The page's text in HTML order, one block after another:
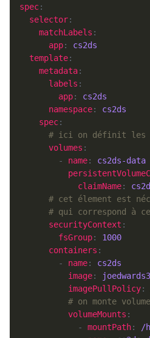
spec
selector
matchLabels
app: cs2ds
template
metadata
labels
app: cs2ds
namespace: cs2ds
spec
# ici on définit les
volumes
        -
name: cs2ds-data
claimName:
# cet élement est
# qui correspond à
securityContext
fsGroup: 1000
containers
        -
name: cs2ds
image:
imagePullPolicy:
# on monte
volumeMounts
            -
mountPath:
/